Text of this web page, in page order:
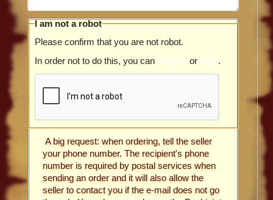
I am not a robot
Please confirm that you are not robot.
In order not to do this, you can register or login.
A big request: when ordering, tell the seller
your phone number. The recipient's phone
number is required by postal services when
sending an order and it will also allow the
seller to contact you if the e-mail does not go